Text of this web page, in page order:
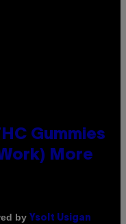
Gummies
More
by Ysolt Usigan